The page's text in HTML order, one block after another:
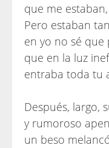
que me
Pero estaban
en yo no sé que
que en la luz
entraba toda tu
Después, largo,
y rumoroso
un beso